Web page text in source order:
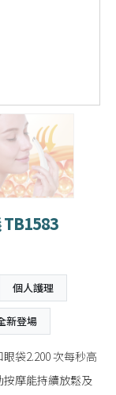
個人護理
新登場
袋2.200 次每秒高
摩能持續放鬆及